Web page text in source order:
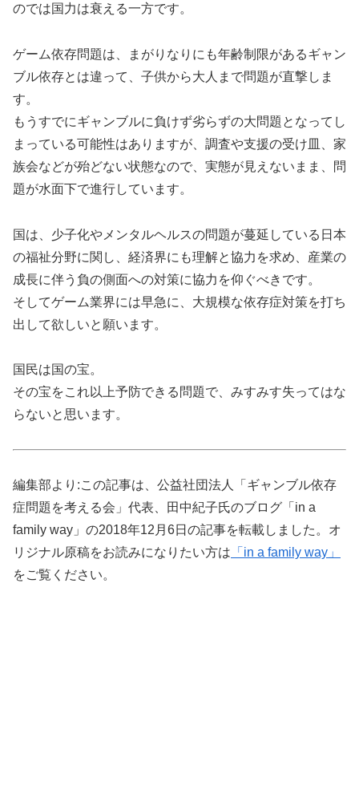
のでは国力は衰える一方です。
ゲーム依存問題は、まがりなりにも年齢制限があるギャン
ブル依存とは違って、子供から大人まで問題が直撃しま
す。
もうすでにギャンブルに負けず劣らずの大問題となってし
まっている可能性はありますが、調査や支援の受け皿、家
族会などが殆どない状態なので、実態が見えないまま、問
題が水面下で進行しています。
国は、少子化やメンタルヘルスの問題が蔓延している日本
の福祉分野に関し、経済界にも理解と協力を求め、産業の
成長に伴う負の側面への対策に協力を仰ぐべきです。
そしてゲーム業界には早急に、大規模な依存症対策を打ち
出して欲しいと願います。
国民は国の宝。
その宝をこれ以上予防できる問題で、みすみす失ってはな
らないと思います。
編集部より:この記事は、公益社団法人「ギャンブル依存
症問題を考える会」代表、田中紀子氏のブログ「in a
family way」の2018年12月6日の記事を転載しました。オ
リジナル原稿をお読みになりたい方は 「in a family way」
をご覧ください。